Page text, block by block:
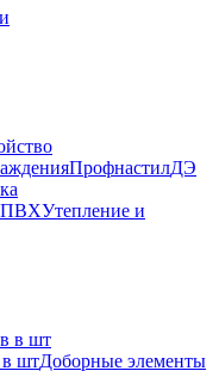
ПрофнастилДЭ
ПВХУтепление и
в шт
в штДоборные элементы